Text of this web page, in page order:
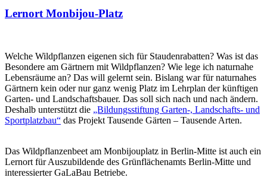
Lernort Monbijou-Platz
Welche Wildpflanzen eigenen sich für Staudenrabatten? Was ist das
Besondere am Gärtnern mit Wildpflanzen? Wie lege ich naturnahe
Lebensräume an? Das will gelernt sein. Bislang war für naturnahes
Gärtnern kein oder nur ganz wenig Platz im Lehrplan der künftigen
Garten- und Landschaftsbauer. Das soll sich nach und nach ändern.
Deshalb unterstützt die „Bildungsstiftung Garten-, Landschafts- und
Sportplatzbau“ das Projekt Tausende Gärten – Tausende Arten.
Das Wildpflanzenbeet am Monbijouplatz in Berlin-Mitte ist auch ein
Lernort für Auszubildende des Grünflächenamts Berlin-Mitte und
interessierter GaLaBau Betriebe.